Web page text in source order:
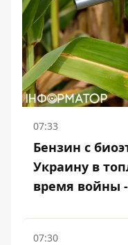
07:33
Бензин с
Украину в
время войны
07:30